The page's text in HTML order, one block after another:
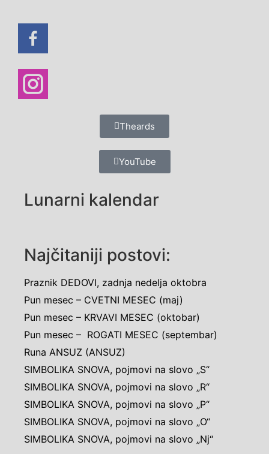
Theards
YouTube
Lunarni kalendar
Najčitaniji postovi:
Praznik DEDOVI, zadnja nedelja oktobra
Pun mesec – CVETNI MESEC (maj)
Pun mesec – KRVAVI MESEC (oktobar)
Pun mesec – ROGATI MESEC (septembar)
Runa ANSUZ (ANSUZ)
SIMBOLIKA SNOVA, pojmovi na slovo „S“
SIMBOLIKA SNOVA, pojmovi na slovo „R“
SIMBOLIKA SNOVA, pojmovi na slovo „P“
SIMBOLIKA SNOVA, pojmovi na slovo „O“
SIMBOLIKA SNOVA, pojmovi na slovo „Nj“